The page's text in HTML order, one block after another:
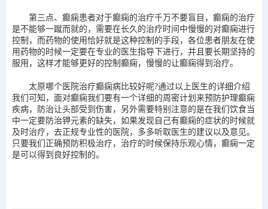
第三点、癫痫患者对于癫痫的治疗千万不要盲目，癫痫的治疗
是不能够一蹴而就的，需要在长久的治疗时间中慢慢的对癫痫进行
控制，而药物的使用恰好就是这种控制的手段，各位患者朋友在使
用药物的时候一定要在专业的医生指导下进行，并且要长期坚持的
服用，这样才能够更好的控制癫痫，慢慢的让癫痫得到治疗。
太原哪个医院治疗癫痫病比较好呢?通过以上医生的详细介绍
我们可知，面对癫痫我们要有一个详细的周密计划来预防护理癫痫
疾病，防治让头部受到伤害，另外需要特别注意的是在我们饮食当
中一定要防治钾元素的缺失，如果发现自己有癫痫的症状的时候就
及时治疗，去正规专业性的医院，多多听取医生的建议以及意见。
只要我们正确预防积极治疗，治疗的时候保持乐观心情，癫痫一定
是可以得到良好控制的。